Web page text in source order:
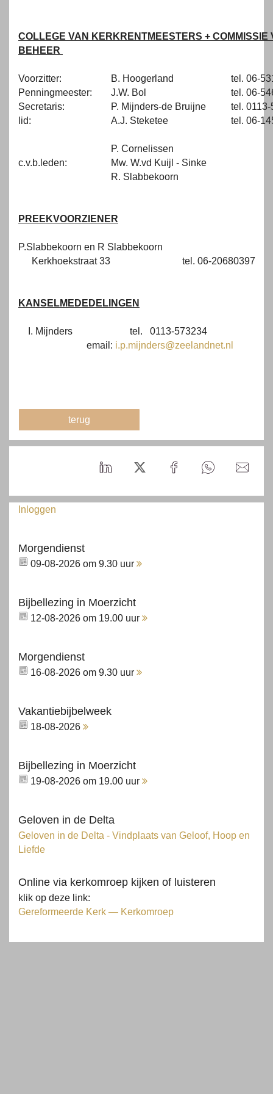
COLLEGE VAN KERKRENTMEESTERS + COMMISSIE
BEHEER
Voorzitter: B. Hoogerland
tel. 06-
Penningmeester:
J.W. Bol
tel. 06-
Secretaris:
P. Mijnders-de Bruijne
tel.
lid:
A.J. Steketee tel. 06-
c.v.b.leden:
P. Cornelissen
Mw. W.vd Kuijl - Sinke
R. Slabbekoorn
PREEKVOORZIENER
P.Slabbekoorn en R Slabbekoorn
Kerkhoekstraat 33
tel. 06-20680397
KANSELMEDEDELINGEN
I. Mijnders
tel. 0113-573234
email: i.p.mijnders@zeelandnet.nl
terug
Inloggen
Morgendienst
09-08-2026 om 9.30 uur
Bijbellezing in Moerzicht
12-08-2026 om 19.00 uur
Morgendienst
16-08-2026 om 9.30 uur
Vakantiebijbelweek
18-08-2026
Bijbellezing in Moerzicht
19-08-2026 om 19.00 uur
Geloven in de Delta
Geloven in de Delta - Vindplaats van Geloof, Hoop en
Liefde
Online via kerkomroep kijken of luisteren
klik op deze link:
Gereformeerde Kerk — Kerkomroep